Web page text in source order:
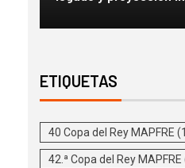
ETIQUETAS
40 Copa del Rey MAPFRE
42.ª Copa del Rey MAPFRE